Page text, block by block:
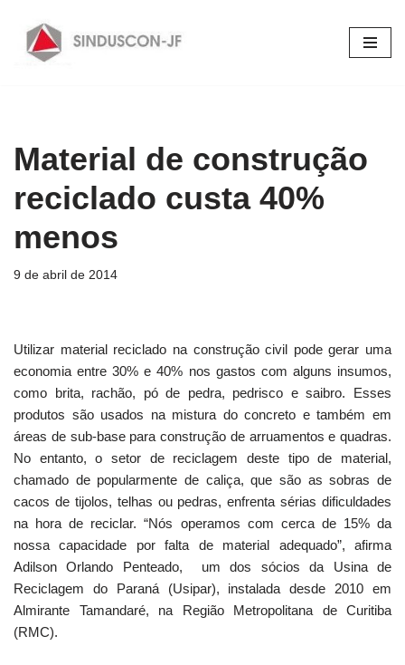
Pular
Material de construção
reciclado custa 40%
menos
9 de abril de 2014
Utilizar material reciclado na construção civil pode gerar uma
economia entre 30% e 40% nos gastos com alguns insumos,
como brita, rachão, pó de pedra, pedrisco e saibro. Esses
produtos são usados na mistura do concreto e também em
áreas de sub-base para construção de arruamentos e quadras.
No entanto, o setor de reciclagem deste tipo de material,
chamado de popularmente de caliça, que são as sobras de
cacos de tijolos, telhas ou pedras, enfrenta sérias dificuldades
na hora de reciclar. “Nós operamos com cerca de 15% da
nossa capacidade por falta de material adequado”, afirma
Adilson Orlando Penteado, um dos sócios da Usina de
Reciclagem do Paraná (Usipar), instalada desde 2010 em
Almirante Tamandaré, na Região Metropolitana de Curitiba
(RMC).